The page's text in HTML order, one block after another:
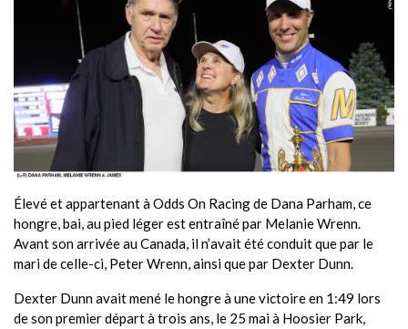
Élevé et appartenant à Odds On Racing de Dana Parham, ce
hongre, bai, au pied léger est entraîné par Melanie Wrenn.
Avant son arrivée au Canada, il n’avait été conduit que par le
mari de celle-ci, Peter Wrenn, ainsi que par Dexter Dunn.
Dexter Dunn avait mené le hongre à une victoire en 1:49 lors
de son premier départ à trois ans, le 25 mai à Hoosier Park,